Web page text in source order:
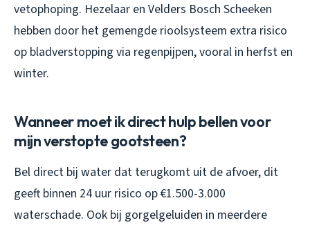
vetophoping. Hezelaar en Velders Bosch Scheeken
hebben door het gemengde rioolsysteem extra risico
op bladverstopping via regenpijpen, vooral in herfst en
winter.
Wanneer moet ik direct hulp bellen voor
mijn verstopte gootsteen?
Bel direct bij water dat terugkomt uit de afvoer, dit
geeft binnen 24 uur risico op €1.500-3.000
waterschade. Ook bij gorgelgeluiden in meerdere